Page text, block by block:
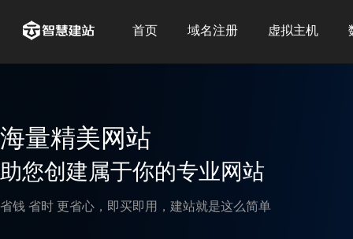
首页 域名注册 虚拟主机
海量精美网站
助您创建属于你的专业网站
省钱 省时 更省心，即买即用，建站就是这么简单